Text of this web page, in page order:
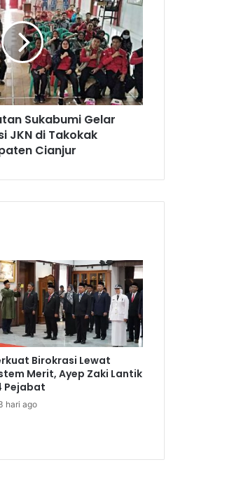
Sukabumi Gelar
JKN di Takokak
Cianjur
Birokrasi Lewat
Merit, Ayep Zaki Lantik
Pejabat
hari ago